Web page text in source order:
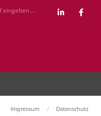
Impressum Datenschutz